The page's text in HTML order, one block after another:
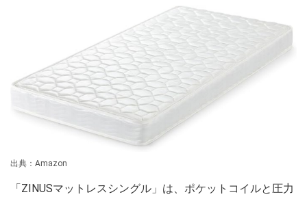
出典：Amazon
「ZINUSマットレスシングル」は、ポケットコイルと圧力